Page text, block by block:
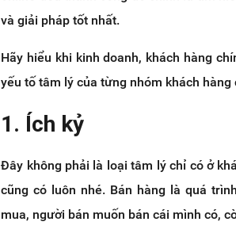
và giải pháp tốt nhất.
Hãy hiểu khi kinh doanh, khách hàng
yếu tố tâm lý của từng nhóm khách
1. Ích kỷ
Đây không phải là loại tâm lý chỉ có ở
cũng có luôn nhé. Bán hàng là quá
mua, người bán muốn bán cái mình có,